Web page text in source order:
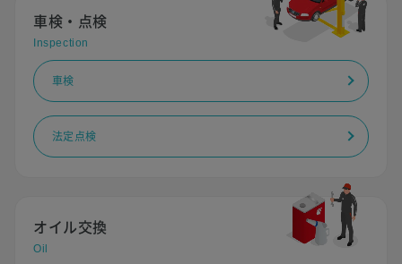
車検・点検
Inspection
車検
法定点検
オイル交換
Oil